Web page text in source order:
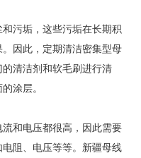
污垢，这些污垢在长期积
因此，定期清洁密集型母
清洁剂和软毛刷进行清
涂层。
和电压都很高，因此需要
阻、电压等等。新疆母线